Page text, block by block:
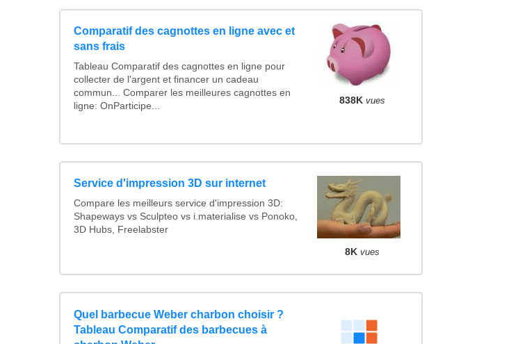
Comparatif des cagnottes en ligne avec et
sans frais
Tableau Comparatif des cagnottes en ligne pour
collecter de l'argent et financer un cadeau
commun... Comparer les meilleures cagnottes en
ligne: OnParticipe...
838K vues
Service d'impression 3D sur internet
Compare les meilleurs service d'impression 3D:
Shapeways vs Sculpteo vs i.materialise vs Ponoko,
3D Hubs, Freelabster
8K vues
Quel barbecue Weber charbon choisir ?
Tableau Comparatif des barbecues à